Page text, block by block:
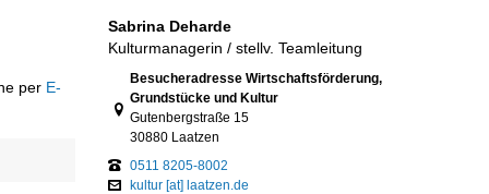
per E-
Sabrina Deharde
Kulturmanagerin / stellv. Teamleitung
Link zur Google-Maps Navigation
Besucheradresse Wirtschaftsförderung,
Grundstücke und Kultur
Gutenbergstraße 15
30880 Laatzen
0511 8205-8002
kultur [at] laatzen.de